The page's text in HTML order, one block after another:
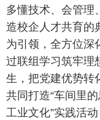
多懂技术、会管理
造校企人才共育的
为引领，全方位深
过联组学习筑牢理
生，把党建优势转
共同打造“车间里
工业文化”实践活